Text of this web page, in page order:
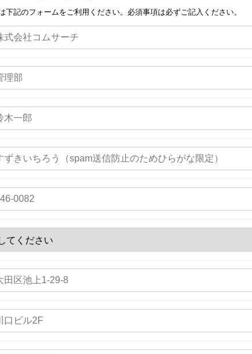
下記のフォームをご利用ください。必須事項は必ずご記入ください。